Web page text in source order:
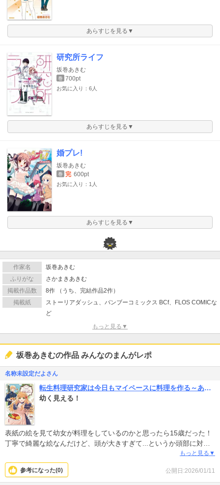
あらすじを見る▼
研究所ライフ
坂巻あきむ
巻 700pt
お気に入り：6人
あらすじを見る▼
婚プレ!
坂巻あきむ
巻 完 600pt
お気に入り：1人
あらすじを見る▼
作家名
坂巻あきむ
ふりがな
さかまきあきむ
掲載作品数
8作 （うち、完結作品2作）
掲載紙
ストーリアダッシュ、バンブーコミックス BCf、FLOS COMICな
ど
もっと見る▼
坂巻あきむの作品 みんなのまんがレポ
名称未設定だよさん
転生料理研究家は今日もマイペースに料理を作る～あなたに興味はございません～ 【連載版】
幼く見える！
表紙の絵を見て幼女が料理をしているのかと思ったら15歳だった！
丁寧で綺麗な絵なんだけど、頭が大きすぎて...というか頭部に対し
て肩幅がせまく手も小さすぎて、とても15歳には見えなくて残念。
なので感情移入が難しい。
コミカライズするなら説得力のある画力は大事だと思うんだが。
もっと見る▼
公開日:2026/01/11
参考になった(0)